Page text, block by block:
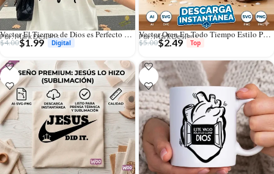
Vector El Tiempo de Dios es Perfecto Diseño Hand Lettering Sublimación
Por: Mark Designs
$4.00$1.99
Vector Oren En Todo Tiempo Estilo Parodia Oreo para Sublimación
Por: Mark Designs
$5.00$2.49